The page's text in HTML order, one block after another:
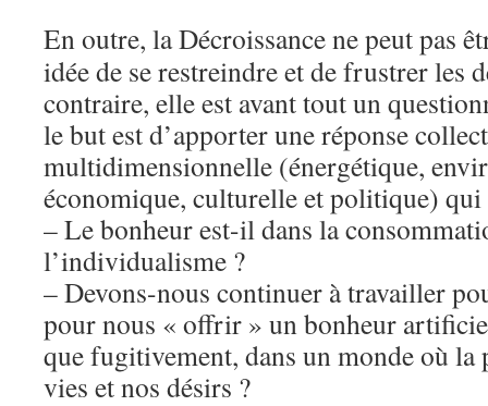
En outre, la Décroissance ne peut pas
idée de se restreindre et de frustrer les
contraire, elle est avant tout un
le but est d’apporter une réponse
multidimensionnelle (énergétique,
économique, culturelle et politique) qui
– Le bonheur est-il dans la
l’individualisme ?
– Devons-nous continuer à travailler
pour nous « offrir » un bonheur
que fugitivement, dans un monde où
vies et nos désirs ?